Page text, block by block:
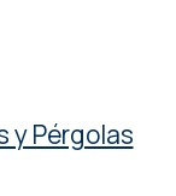
y Pérgolas